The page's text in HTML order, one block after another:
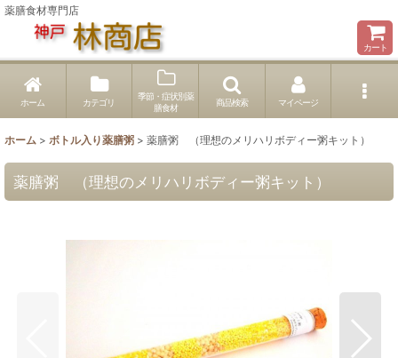
薬膳食材専門店
カート
ホーム カテゴリ
季節・症状別薬
膳食材
商品検索 マイページ
ホーム > ボトル入り薬膳粥 > 薬膳粥 （理想のメリハリボディー粥キット）
薬膳粥 （理想のメリハリボディー粥キット）